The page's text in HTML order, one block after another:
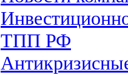
ТПП РФ